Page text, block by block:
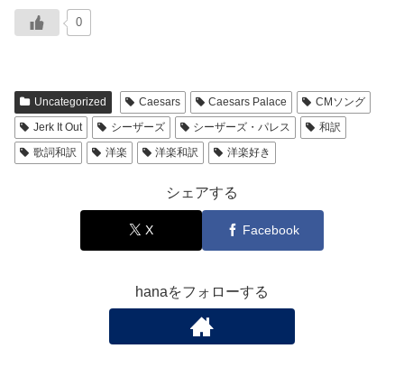
0
Uncategorized Caesars Caesars Palace
CMソング
Jerk It Out
シーザーズ シーザーズ・パレス
和訳
歌詞和訳
洋楽 洋楽和訳 洋楽好き
シェアする
X Facebook
hanaをフォローする